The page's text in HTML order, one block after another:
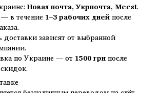
Новая почта, Укрпочта, Meest.
в течение 1–3 рабочих днейпосле
зависят от выбранной
по Украине — от 1500 грнпосле